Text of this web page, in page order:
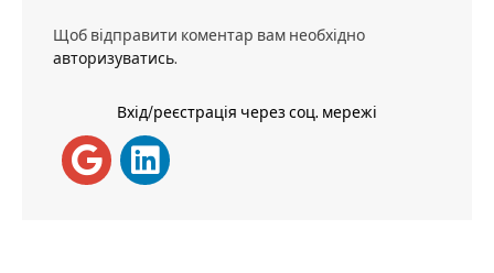
Щоб відправити коментар вам необхідно
авторизуватись.
Вхід/реєстрація через соц. мережі